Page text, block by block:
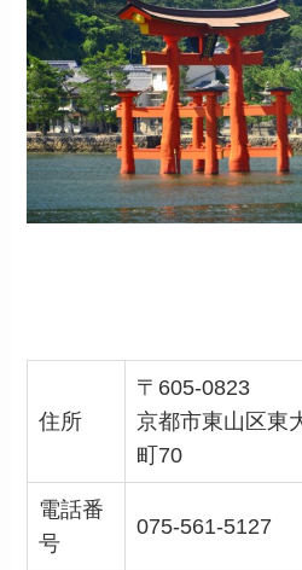
住所
〒605-0823
京都市東山区東
町70
電話番
号
075-561-5127